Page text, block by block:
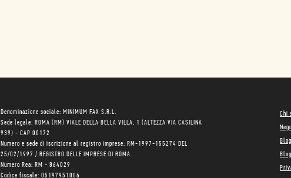
Denominazione sociale: MINIMUM FAX S.R.L.
Sede legale: ROMA (RM) VIALE DELLA BELLA VILLA, 1 (ALTEZZA VIA CASILINA
939) - CAP 00172
Numero e sede di iscrizione al registro imprese: RM-1997-155274 DEL
25/02/1997 / REGISTRO DELLE IMPRESE DI ROMA
Numero Rea: RM - 864029
Codice fiscale: 05197951006
Chi